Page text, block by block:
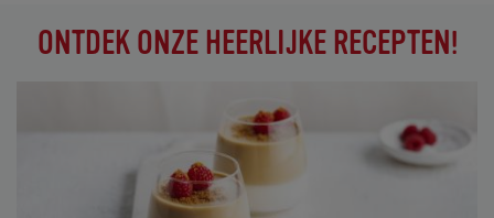
ONTDEK ONZE HEERLIJKE RECEPTEN!